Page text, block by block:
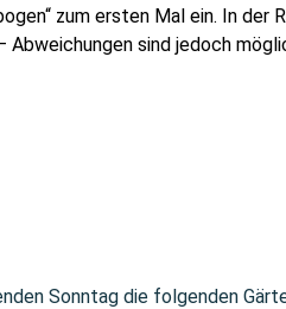
zum ersten Mal ein. In der
sind jedoch
Sonntag die folgenden